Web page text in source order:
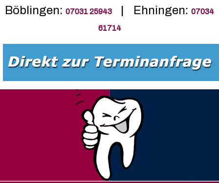
Böblingen: 07031 25943 | Ehningen: 07034
61714